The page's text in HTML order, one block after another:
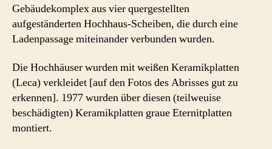
Gebäudekomplex aus vier quergestellten
aufgeständerten Hochhaus-Scheiben, die durch eine
Ladenpassage miteinander verbunden wurden.
Die Hochhäuser wurden mit weißen Keramikplatten
(Leca) verkleidet [auf den Fotos des Abrisses gut zu
erkennen]. 1977 wurden über diesen (teilweuise
beschädigten) Keramikplatten graue Eternitplatten
montiert.